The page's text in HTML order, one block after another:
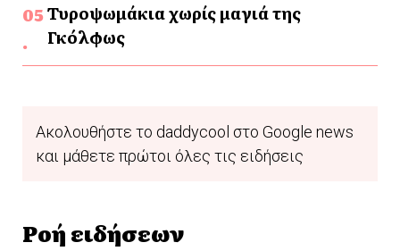
Τυροψωμάκια χωρίς μαγιά της
Γκόλφως
Ακολουθήστε το daddycool στο Google news
και μάθετε πρώτοι όλες τις ειδήσεις
Ροή ειδήσεων